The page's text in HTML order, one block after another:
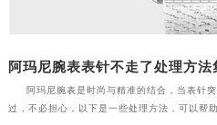
阿玛尼腕表表针不走了处理方法
阿玛尼腕表是时尚与精准的结合，当表针
过，不必担心，以下是一些处理方法，可以帮